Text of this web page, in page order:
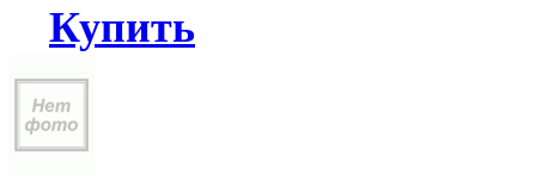
Купить